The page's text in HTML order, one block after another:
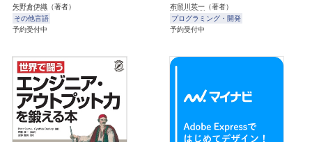
矢野倉伊織 （著者）
その他言語
予約受付中
布留川英一 （著者）
プログラミング・開発
予約受付中